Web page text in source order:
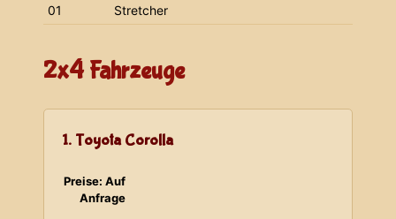
01
Stretcher
2x4 Fahrzeuge
1. Toyota Corolla
Preise: Auf
Anfrage